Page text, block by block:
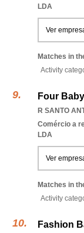
LDA
Ver
Matches in
Activity
Four
R SANTO
Comércio a
LDA
Ver
Matches in
Activity
Fashion